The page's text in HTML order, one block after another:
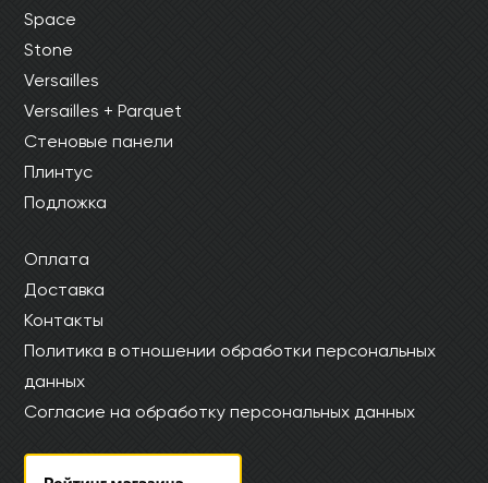
Space
Stone
Versailles
Versailles + Parquet
Стеновые панели
Плинтус
Подложка
Оплата
Доставка
Контакты
Политика в отношении обработки персональных
данных
Согласие на обработку персональных данных